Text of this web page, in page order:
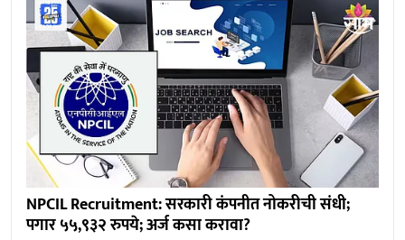
NPCIL Recruitment: सरकारी कंपनीत नोकरीची संधी;
पगार ५५,९३२ रुपये; अर्ज कसा करावा?